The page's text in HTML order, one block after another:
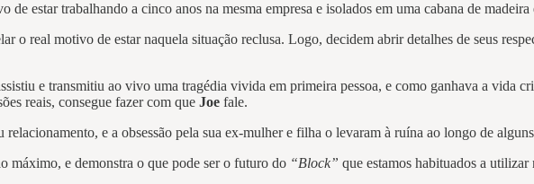
estar trabalhando a cinco anos na mesma empresa e isolados em uma cabana de
o real motivo de estar naquela situação reclusa. Logo, decidem abrir detalhes de seus
e transmitiu ao vivo uma tragédia vivida em primeira pessoa, e como ganhava a vida
reais, consegue fazer com que Joe fale.
relacionamento, e a obsessão pela sua ex-mulher e filha o levaram à ruína ao longo de
máximo, e demonstra o que pode ser o futuro do “Block” que estamos habituados a utilizar